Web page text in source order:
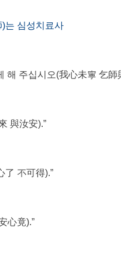
는 심성치료사
해 주십시오(我心未寧 乞師
與汝安).”
了 不可得).”
心竟).”